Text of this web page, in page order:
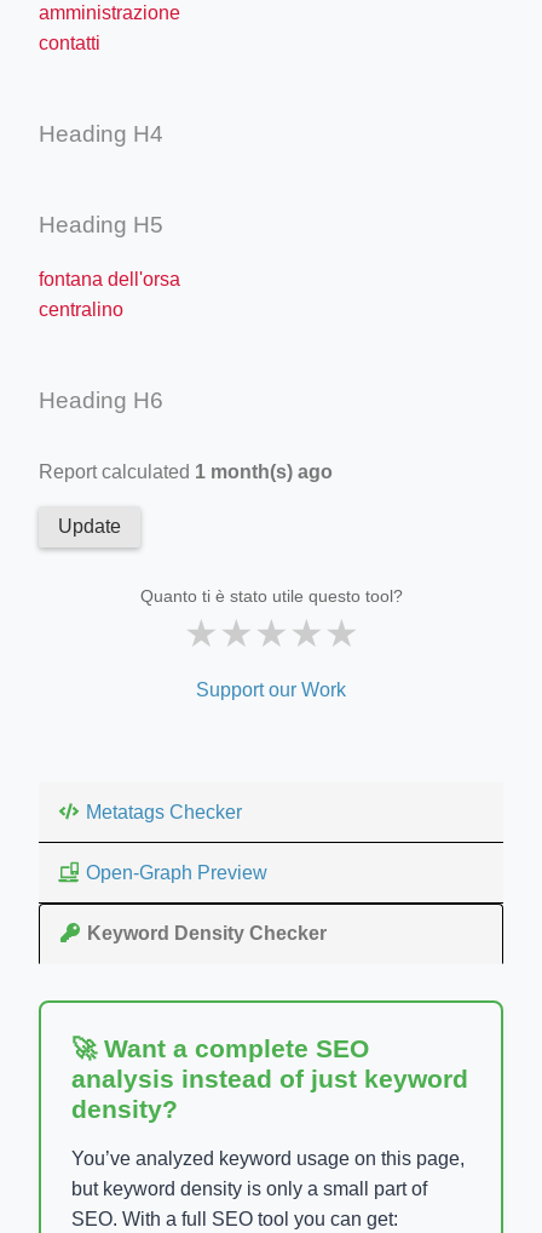
amministrazione
contatti
Heading H4
Heading H5
fontana dell'orsa
centralino
Heading H6
Report calculated 1 month(s) ago
Update
Quanto ti è stato utile questo tool?
★★★★★
Support our Work
Metatags Checker
Open-Graph Preview
Keyword Density Checker
🚀 Want a complete SEO
analysis instead of just keyword
density?
You’ve analyzed keyword usage on this page,
but keyword density is only a small part of
SEO. With a full SEO tool you can get: